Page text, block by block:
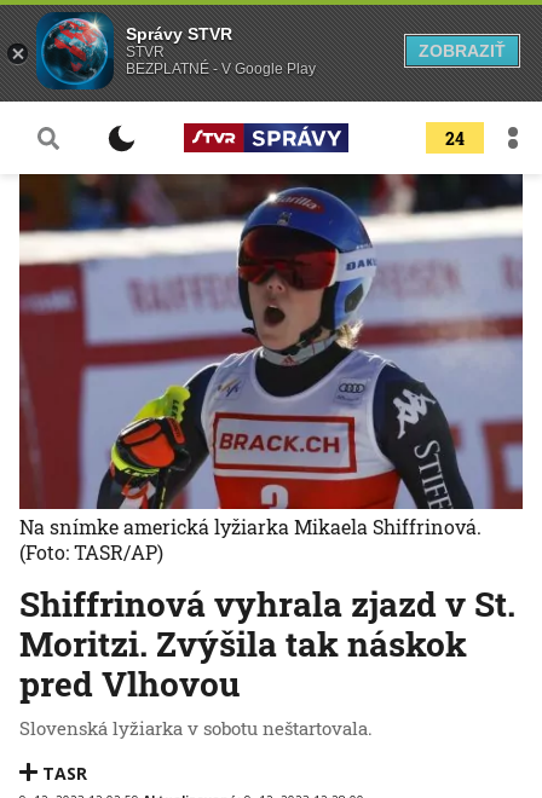
24
Shiffrinová vyhrala zjazd v St.
Moritzi. Zvýšila tak náskok
pred Vlhovou
Slovenská lyžiarka v sobotu neštartovala.
TASR
Na snímke americká lyžiarka Mikaela Shiffrinová.
(Foto: TASR/AP)
Správy STVR
STVR
BEZPLATNÉ - V Google Play
ZOBRAZIŤ